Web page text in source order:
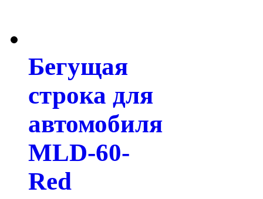
Бегущая
строка для
автомобиля
MLD-60-
Red